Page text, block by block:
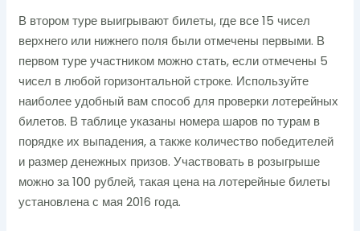
В втором туре выигрывают билеты, где все 15 чисел
верхнего или нижнего поля были отмечены первыми. В
первом туре участником можно стать, если отмечены 5
чисел в любой горизонтальной строке. Используйте
наиболее удобный вам способ для проверки лотерейных
билетов. В таблице указаны номера шаров по турам в
порядке их выпадения, а также количество победителей
и размер денежных призов. Участвовать в розыгрыше
можно за 100 рублей, такая цена на лотерейные билеты
установлена с мая 2016 года.